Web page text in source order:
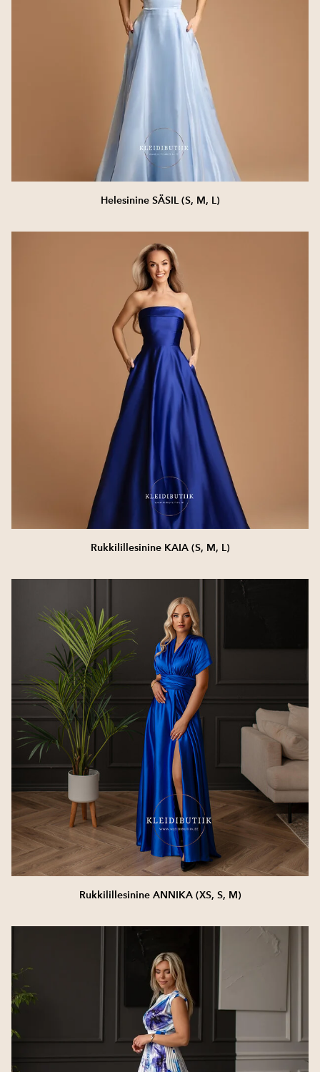
Helesinine SÄSIL (S, M, L)
Rukkilillesinine KAIA (S, M, L)
Rukkilillesinine ANNIKA (XS, S, M)